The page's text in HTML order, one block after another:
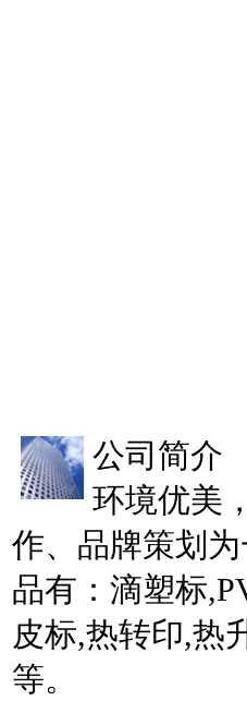
公司简介
环境优美
作、品牌策划
品有：滴塑标
皮标,热转印,热
等。